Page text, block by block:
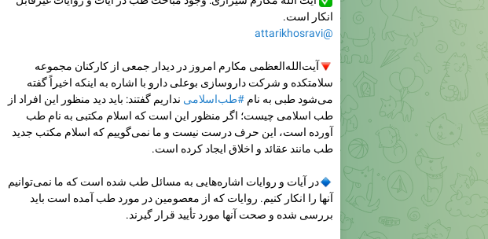
انکار است.
@attarikhosravi
🔻آیت‌الله‌العظمی مکارم امروز در دیدار جمعی از کارکنان مجموعه
سلامتکده و شرکت داروسازی بوعلی دارو با اشاره به اینکه اخیراً گفته
می‌شود طبی به نام #طب‌اسلامی نداریم گفتند: باید دید منظور این افراد از
طب اسلامی چیست؛ اگر منظور این است که اسلام مکتبی به نام طب
آورده است، این حرف درست نیست و ما نمی‌گوییم که اسلام مکتب جدید
طب مانند عقائد و اخلاق ایجاد کرده است.
🔹در آیات و روایات اشاره‌هایی به مسائل طب شده است که ما نمی‌توانیم
آنها را انکار کنیم. روایات که از معصومین در مورد طب آمده است باید
بررسی شده و صحت آنها مورد تأیید قرار گیرند.